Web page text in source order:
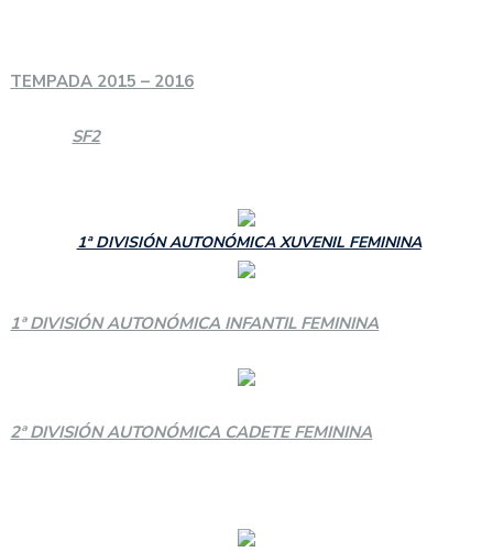
TEMPADA 2015 – 2016
SF2
1ª DIVISIÓN AUTONÓMICA XUVENIL FEMININA
1ª DIVISIÓN AUTONÓMICA INFANTIL FEMININA
2ª DIVISIÓN AUTONÓMICA CADETE FEMININA